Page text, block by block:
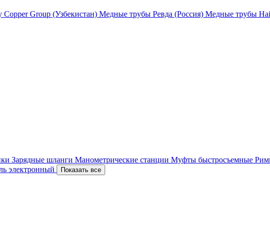
Group (Узбекистан) Медные трубы Ревда (Россия) Медные трубы
Зарядные шланги Манометрические станции Муфты быстросъемные
электронный Показать все